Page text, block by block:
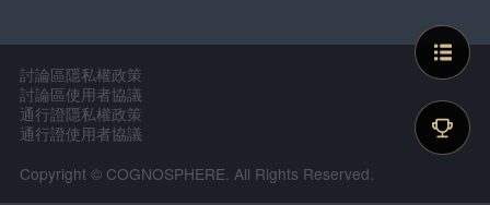
討論區隱私權政策
討論區使用者協議
通行證隱私權政策
通行證使用者協議
Copyright © COGNOSPHERE. All Rights Reserved.